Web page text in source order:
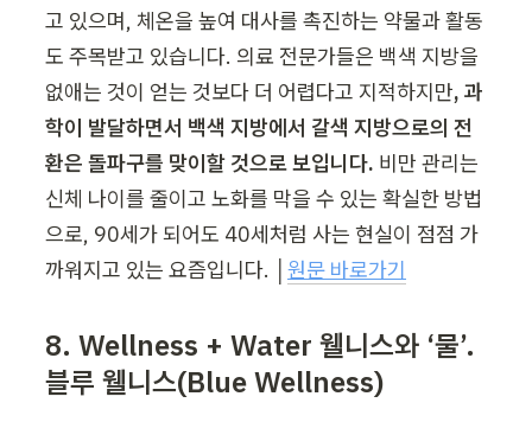
고 있으며, 체온을 높여 대사를 촉진하는 약물과 활동
도 주목받고 있습니다. 의료 전문가들은 백색 지방을
없애는 것이 얻는 것보다 더 어렵다고 지적하지만, 과
학이 발달하면서 백색 지방에서 갈색 지방으로의 전
환은 돌파구를 맞이할 것으로 보입니다. 비만 관리는
신체 나이를 줄이고 노화를 막을 수 있는 확실한 방법
으로, 90세가 되어도 40세처럼 사는 현실이 점점 가
까워지고 있는 요즘입니다. │ 원문 바로가기
8. Wellness + Water 웰니스와 ‘물’.
블루 웰니스(Blue Wellness)